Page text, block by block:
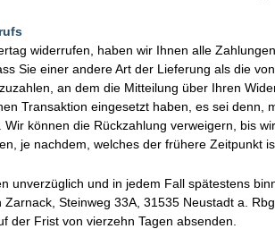
widerrufen, haben wir Ihnen alle
Sie einer andere Art der Lieferung als die
an dem die Mitteilung über Ihren
Transaktion eingesetzt haben, es sei
Wir können die Rückzahlung verweigern, bis
je nachdem, welches der frühere Zeitpunkt
unverzüglich und in jedem Fall spätestens
Zarnack, Steinweg 33A, 31535 Neustadt a.
der Frist von vierzehn Tagen absenden.